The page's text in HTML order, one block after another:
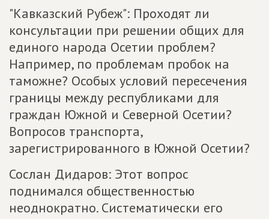
"Кавказский Рубеж": Проходят ли
консультации при решении общих для
единого народа Осетии проблем?
Например, по проблемам пробок на
таможне? Особых условий пересечения
границы между республиками для
граждан Южной и Северной Осетии?
Вопросов транспорта,
зарегистрированного в Южной Осетии?
Сослан Дидаров: Этот вопрос
поднимался общественностью
неоднократно. Систематически его